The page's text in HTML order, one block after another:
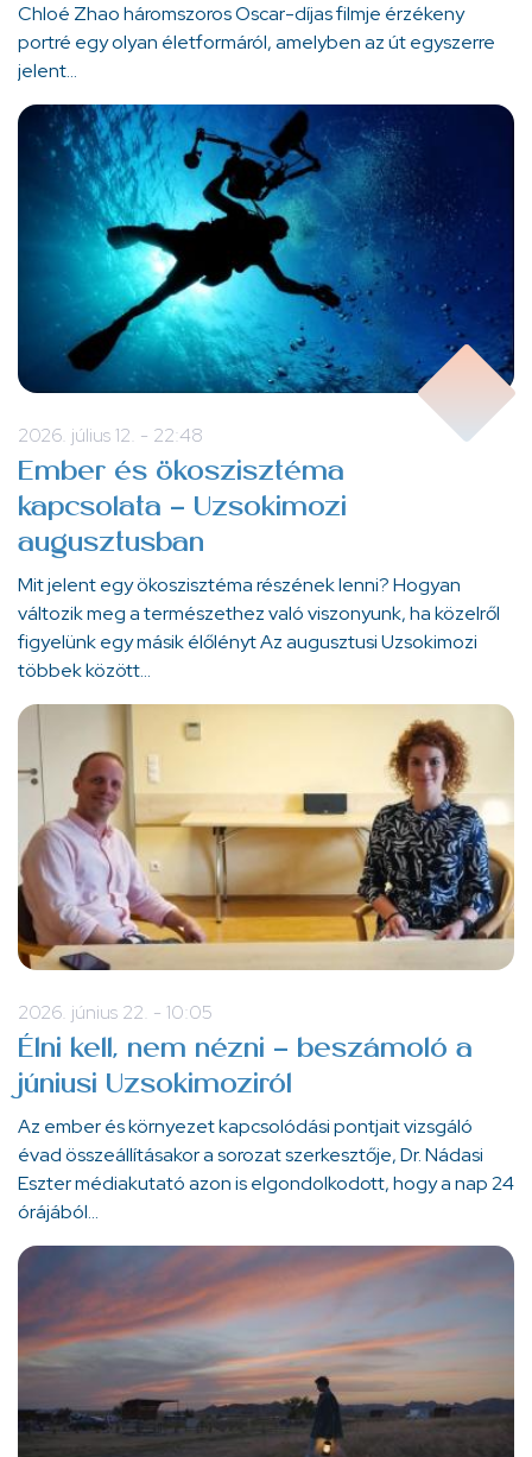
Chloé Zhao háromszoros Oscar-díjas filmje érzékeny
portré egy olyan életformáról, amelyben az út egyszerre
jelent…
2026. július 12. - 22:48
Ember és ökoszisztéma
kapcsolata - Uzsokimozi
augusztusban
Mit jelent egy ökoszisztéma részének lenni? Hogyan
változik meg a természethez való viszonyunk, ha közelről
figyelünk egy másik élőlényt Az augusztusi Uzsokimozi
többek között…
2026. június 22. - 10:05
Élni kell, nem nézni - beszámoló a
júniusi Uzsokimoziról
Az ember és környezet kapcsolódási pontjait vizsgáló
évad összeállításakor a sorozat szerkesztője, Dr. Nádasi
Eszter médiakutató azon is elgondolkodott, hogy a nap 24
órájából…